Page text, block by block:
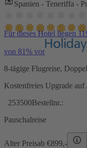
Spanien - Teneriffa -
Für dieses Hotel liegen
von 81% vor
8-tägige Flugreise,
Kostenfreies Upgrade
253500Bestellnr.:
Pauschalreise
Alter Preisab €899,-